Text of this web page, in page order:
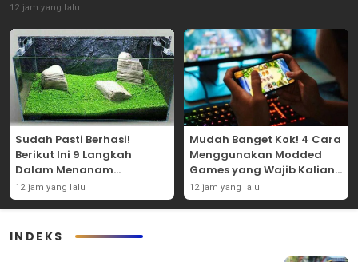
12 jam yang lalu
Sudah Pasti Berhasi!
Berikut Ini 9 Langkah
Dalam Menanam
Tanaman Carpet Seed Di
Aquascape!
12 jam yang lalu
Mudah Banget Kok! 4 Cara
Menggunakan Modded
Games yang Wajib Kalian
Coba Sendiri!
12 jam yang lalu
INDEKS